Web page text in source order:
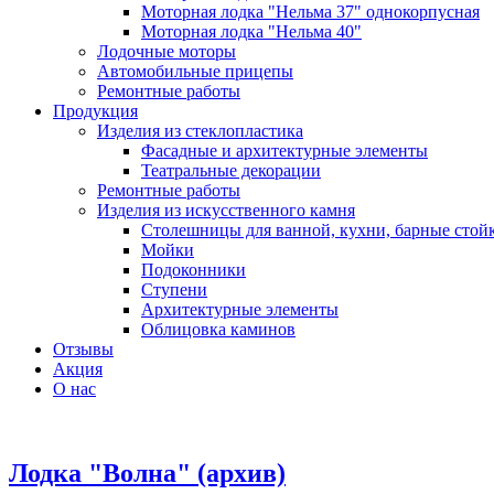
Моторная лодка "Нельма 37" однокорпусная
Моторная лодка "Нельма 40"
Лодочные моторы
Автомобильные прицепы
Ремонтные работы
Продукция
Изделия из стеклопластика
Фасадные и архитектурные элементы
Театральные декорации
Ремонтные работы
Изделия из искусственного камня
Столешницы для ванной, кухни, барные
Мойки
Подоконники
Ступени
Архитектурные элементы
Облицовка каминов
Отзывы
Акция
О нас
Лодка "Волна" (архив)